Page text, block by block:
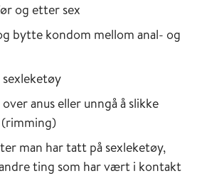
og etter sex
bytte kondom mellom anal- og
anus eller unngå å slikke
man har tatt på sexleketøy,
ting som har vært i kontakt